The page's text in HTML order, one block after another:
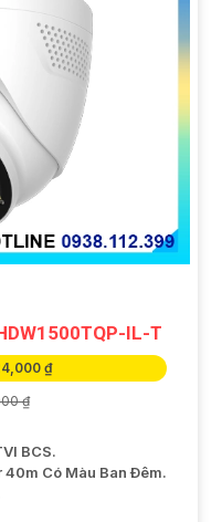
IL-T
₫
₫
BCS.
40m Có Màu Ban Ðêm.